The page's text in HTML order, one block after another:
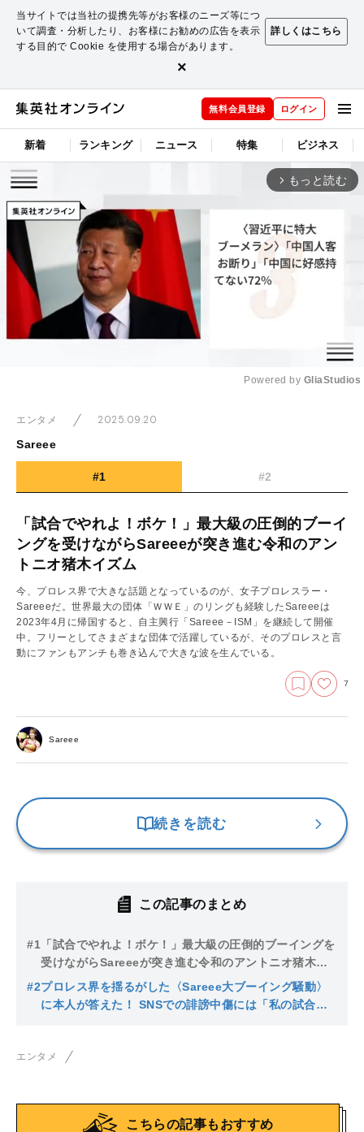
当サイトでは当社の提携先等がお客様のニーズ等につ
いて調査・分析したり、お客様にお勧めの広告を表示
する目的で Cookie を使用する場合があります。
詳しくはこちら
×
無料会員登録 ログイン
新着 ランキング ニュース 特集 ビジネス
arrow_forward_ios もっと読む
Powered by GliaStudios
エンタメ
2025.09.20
Sareee
#1 #2
「試合でやれよ！ボケ！」最大級の圧倒的ブーイ
ングを受けながらSareeeが突き進む令和のアン
トニオ猪木イズム
今、プロレス界で大きな話題となっているのが、女子プロレスラー・
Sareeeだ。世界最大の団体「ＷＷＥ」のリングも経験したSareeeは
2023年4月に帰国すると、自主興行「Sareee－ISM」を継続して開催
中。フリーとしてさまざまな団体で活躍しているが、そのプロレスと言
動にファンもアンチも巻き込んで大きな波を生んでいる。
7
Sareee
続きを読む
この記事のまとめ
#1 「試合でやれよ！ボケ！」最大級の圧倒的ブーイングを
受けながらSareeeが突き進む令和のアントニオ猪木イ
ズム
#2プロレス界を揺るがした〈Sareee大ブーイング騒動〉
に本人が答えた！ SNSでの誹謗中傷には「私の試合を
エンタメ
こちらの記事もおすすめ